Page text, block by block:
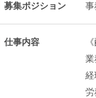
募集ポジション
仕事内容